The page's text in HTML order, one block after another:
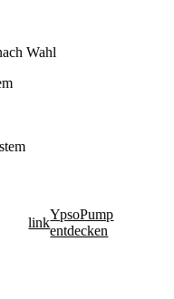
Wahl
link
YpsoPump
entdecken